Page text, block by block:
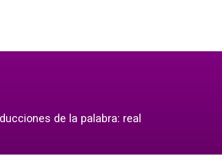
de la palabra: real